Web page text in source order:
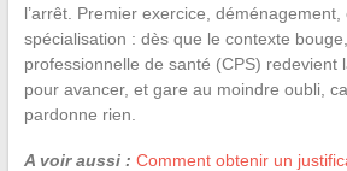
l’arrêt. Premier exercice,
spécialisation : dès que le contexte
professionnelle de santé (CPS) redevient
pour avancer, et gare au moindre oubli,
pardonne rien.
A voir aussi : Comment obtenir un